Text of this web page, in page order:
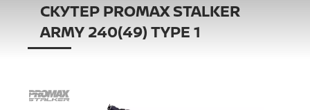
СКУТЕР PROMAX STALKER
ARMY 240(49) TYPE 1